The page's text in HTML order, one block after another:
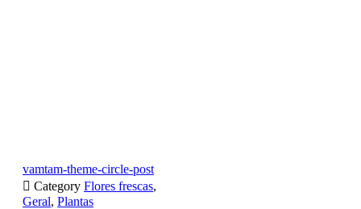
vamtam-theme-circle-post
 Category Flores frescas,
Geral, Plantas